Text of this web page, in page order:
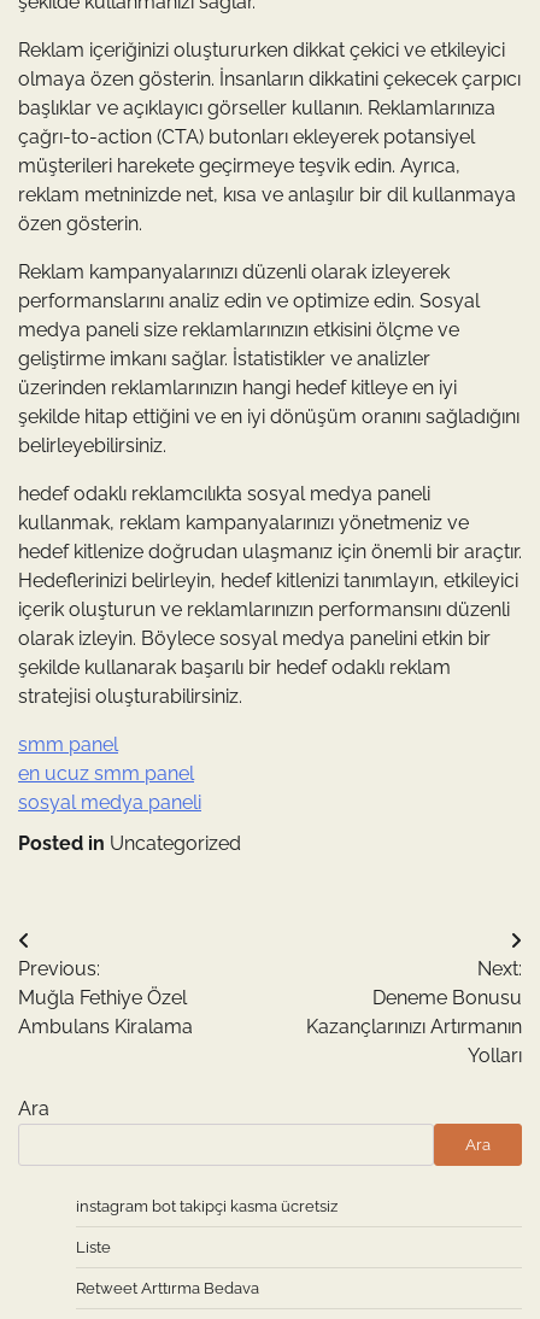
Reklam içeriğinizi oluştururken dikkat çekici ve etkileyici
olmaya özen gösterin. İnsanların dikkatini çekecek çarpıcı
başlıklar ve açıklayıcı görseller kullanın. Reklamlarınıza
çağrı-to-action (CTA) butonları ekleyerek potansiyel
müşterileri harekete geçirmeye teşvik edin. Ayrıca,
reklam metninizde net, kısa ve anlaşılır bir dil kullanmaya
özen gösterin.
Reklam kampanyalarınızı düzenli olarak izleyerek
performanslarını analiz edin ve optimize edin. Sosyal
medya paneli size reklamlarınızın etkisini ölçme ve
geliştirme imkanı sağlar. İstatistikler ve analizler
üzerinden reklamlarınızın hangi hedef kitleye en iyi
şekilde hitap ettiğini ve en iyi dönüşüm oranını sağladığını
belirleyebilirsiniz.
hedef odaklı reklamcılıkta sosyal medya paneli
kullanmak, reklam kampanyalarınızı yönetmeniz ve
hedef kitlenize doğrudan ulaşmanız için önemli bir araçtır.
Hedeflerinizi belirleyin, hedef kitlenizi tanımlayın, etkileyici
içerik oluşturun ve reklamlarınızın performansını düzenli
olarak izleyin. Böylece sosyal medya panelini etkin bir
şekilde kullanarak başarılı bir hedef odaklı reklam
stratejisi oluşturabilirsiniz.
smm panel
en ucuz smm panel
sosyal medya paneli
Posted in Uncategorized
Yazı
gezinmesi
Previous:
Muğla Fethiye Özel
Ambulans Kiralama
Next:
Deneme Bonusu
Kazançlarınızı Artırmanın
Yolları
Ara
Ara
instagram bot takipçi kasma ücretsiz
Liste
Retweet Arttırma Bedava